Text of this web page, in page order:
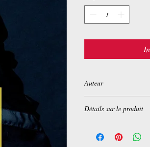
Auteur
Détails sur le produit
Editeur : Calmann-